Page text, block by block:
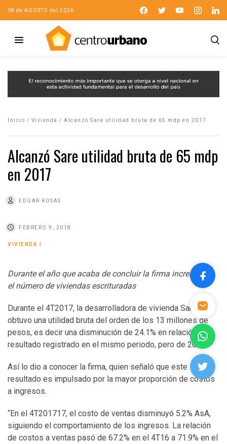
08 de AGOSTO del 2026
Inicio / Vivienda / Alcanzó Sare utilidad bruta de 65 mdp en 2017
Alcanzó Sare utilidad bruta de 65 mdp
en 2017
EDGAR ROSAS
FEBRERO 9, 2018
VIVIENDA
Durante el año que acaba de concluir la firma incremento
el número de viviendas escrituradas
Durante el 4T2017, la desarrolladora de vivienda Sare
obtuvo una utilidad bruta del orden de los 13 millones de
pesos, es decir una disminución de 24.1% en relación al
resultado registrado en el mismo periodo, pero de 2016.
Así lo dio a conocer la firma, quien señaló que este
resultado es impulsado por la mayor proporción de costos
a ingresos.
“En el 4T201717, el costo de ventas disminuyó 5.2% AsA,
siguiendo el comportamiento de los ingresos. La relación
de costos a ventas pasó de 67.2% en el 4T16 a 71.9% en el